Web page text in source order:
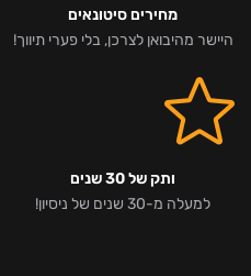
מחירים סיטונאים
היישר מהיבואן לצרכן, בלי פערי תיווך!
ותק של 30 שנים
למעלה מ-30 שנים של ניסיון!